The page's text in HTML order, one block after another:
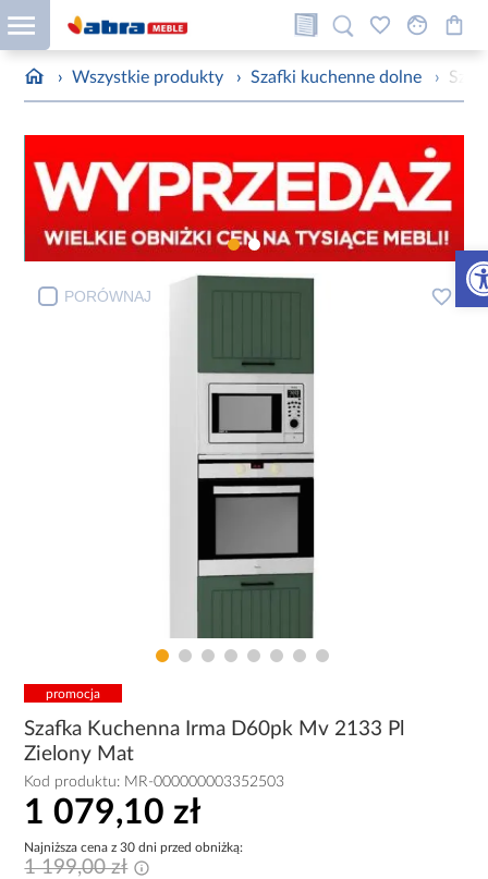
› Wszystkie produkty › Szafki kuchenne dolne ›
PORÓWNAJ
promocja
Szafka Kuchenna Irma D60pk Mv 2133 Pl
Zielony Mat
Kod produktu: MR-000000003352503
1 079,10 zł
Najniższa cena z 30 dni przed obniżką:
1 199,00 zł